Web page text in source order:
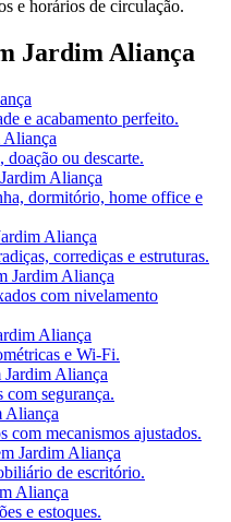
e horários de circulação.
Jardim Aliança
e acabamento perfeito.
Aliança
doação ou descarte.
Jardim Aliança
dormitório, home office e
Aliança
corrediças e estruturas.
Jardim Aliança
com nivelamento
Aliança
e Wi-Fi.
Jardim Aliança
com segurança.
Aliança
com mecanismos ajustados.
Jardim Aliança
de escritório.
Aliança
e estoques.